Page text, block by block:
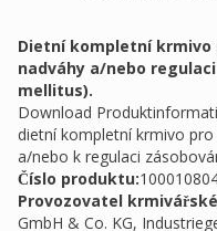
Dietní kompletní krmivo
nadváhy a/nebo
mellitus).
Download
dietní kompletní krmivo pro
a/nebo k regulaci
Číslo produktu:
Provozovatel
GmbH & Co. KG,